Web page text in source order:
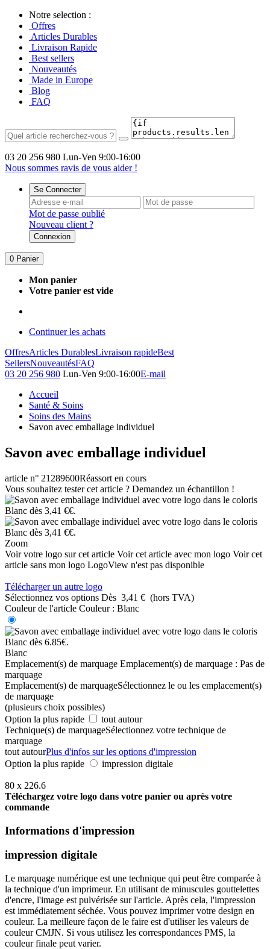
Notre selection :
Offres
Articles Durables
Livraison Rapide
Best sellers
Nouveautés
Made in Europe
Blog
FAQ
03 20 256 980 Lun-Ven 9:00-16:00
Nous sommes ravis de vous aider !
Se Connecter
Mot de passe oublié
Nouveau client ?
Connexion
0 Panier
Mon panier
Votre panier est vide
Continuer les achats
OffresArticles DurablesLivraison rapideBest
SellersNouveautésFAQ
03 20 256 980 Lun-Ven 9:00-16:00E-mail
Accueil
Santé & Soins
Soins des Mains
Savon avec emballage individuel
Savon avec emballage individuel
article n° 21289600Réassort en cours
Vous souhaitez tester cet article ? Demandez un échantillon !
Zoom
Voir votre logo sur cet article Voir cet article avec mon logo Voir cet
article sans mon logo LogoView n'est pas disponible
Télécharger un autre logo
Sélectionnez vos options Dès 3,41 € (hors TVA)
Couleur de l'article Couleur : Blanc
Blanc
Emplacement(s) de marquage Emplacement(s) de marquage : Pas de
marquage
Emplacement(s) de marquageSélectionnez le ou les emplacement(s)
de marquage
(plusieurs choix possibles)
Option la plus rapide
tout autour
Technique(s) de marquageSélectionnez votre technique de
marquage
tout autourPlus d'infos sur les options d'impression
Option la plus rapide
impression digitale
80 x 226.6
Téléchargez votre logo dans votre panier ou après votre
commande
Informations d'impression
impression digitale
Le marquage numérique est une technique qui peut être comparée à
la technique d'un imprimeur. En utilisant de minuscules gouttelettes
d'encre, l'image est pulvérisée sur l'article. Après cela, l'impression
est immédiatement séchée. Vous pouvez imprimer votre design en
couleur. La meilleure façon de le faire est d'utiliser les valeurs de
couleur CMJN. Si vous utilisez les correspondances PMS, la
couleur finale peut varier.